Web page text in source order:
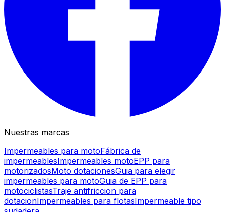
Nuestras marcas
Impermeables para motoFábrica de
impermeablesImpermeables motoEPP para
motorizadosMoto dotacionesGuia para elegir
impermeables para motoGuia de EPP para
motociclistasTraje antifriccion para
dotacionImpermeables para flotasImpermeable tipo